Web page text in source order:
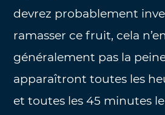
devrez probablement
ramasser ce fruit, cela
généralement pas la
apparaîtront toutes les
et toutes les 45 minutes